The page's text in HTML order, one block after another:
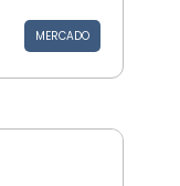
MERCADO